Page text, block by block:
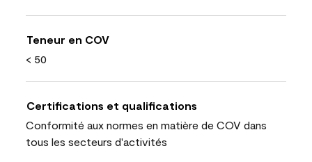
Teneur en COV
< 50
Certifications et qualifications
Conformité aux normes en matière de COV dans
tous les secteurs d'activités